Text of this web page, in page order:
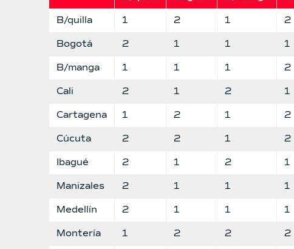
B/quilla 1 2 1 2
Bogotá 2 1 1 1
B/manga 1 1 1 2
Cali 2 1 2 1
Cartagena 1 2 1 2
Cúcuta 2 2 1 2
Ibagué 2 1 2 1
Manizales 2 1 1 1
Medellín 2 1 1 1
Montería 1 2 2 2